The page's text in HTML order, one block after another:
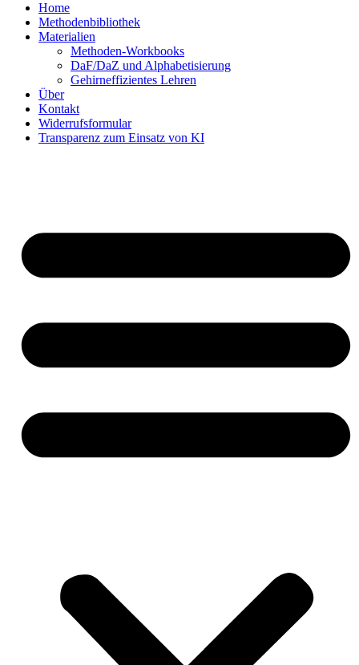
Home
Methodenbibliothek
Materialien
Methoden-Workbooks
DaF/DaZ und Alphabetisierung
Gehirneffizientes Lehren
Über
Kontakt
Widerrufsformular
Transparenz zum Einsatz von KI